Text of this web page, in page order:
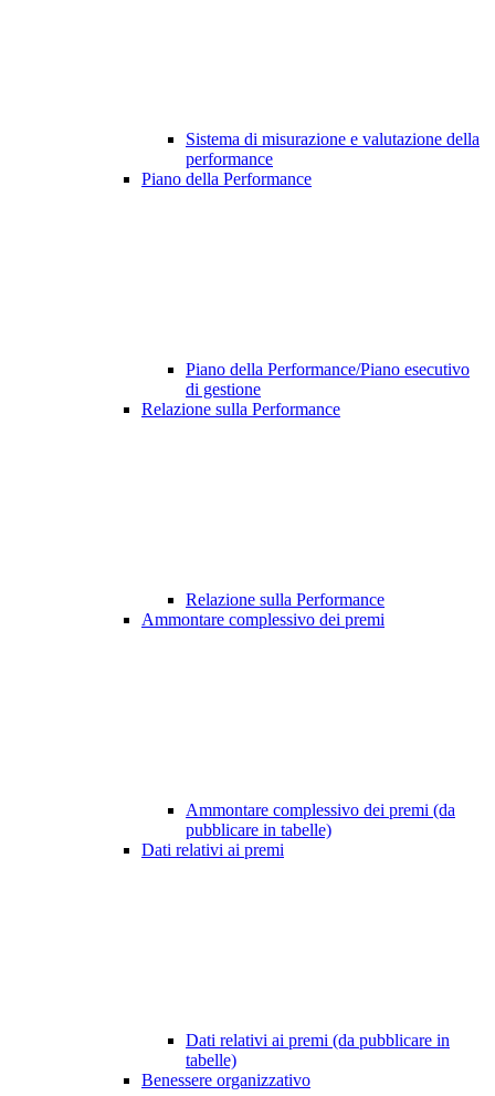
Sistema di misurazione e valutazione della
performance
Piano della Performance
Piano della Performance/Piano esecutivo
di gestione
Relazione sulla Performance
Relazione sulla Performance
Ammontare complessivo dei premi
Ammontare complessivo dei premi (da
pubblicare in tabelle)
Dati relativi ai premi
Dati relativi ai premi (da pubblicare in
tabelle)
Benessere organizzativo